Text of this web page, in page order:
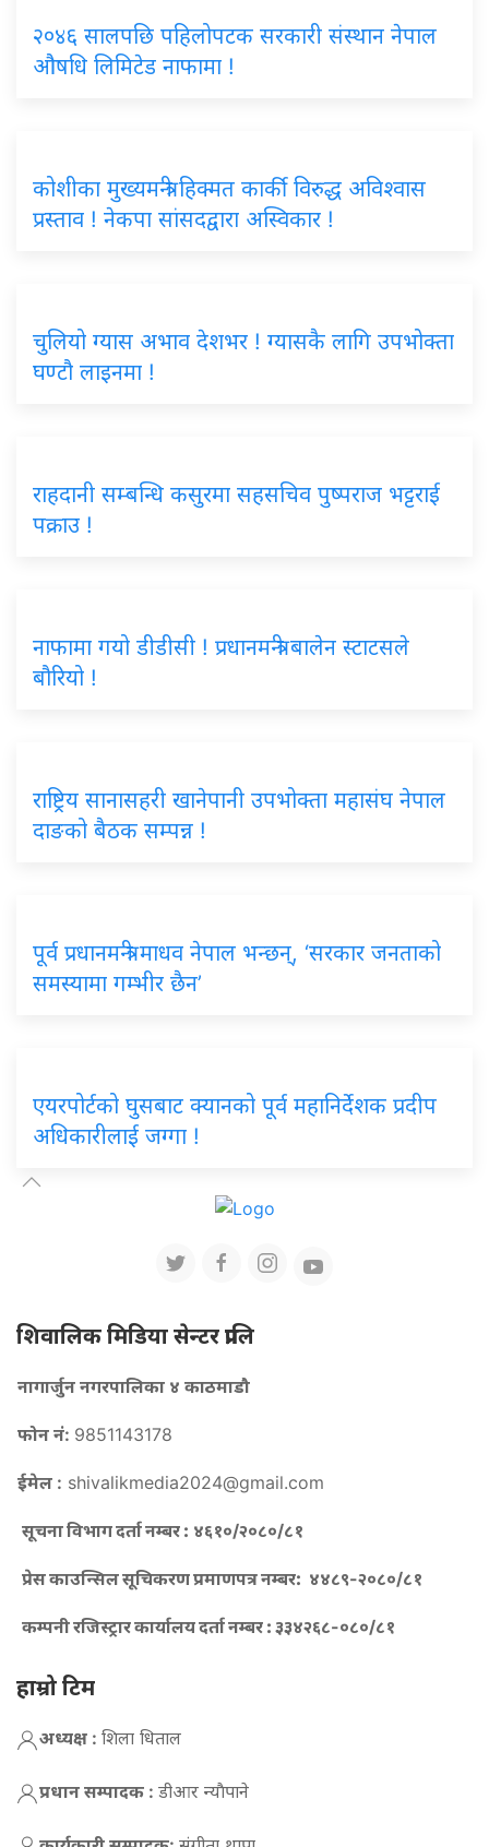
२०४६ सालपछि पहिलोपटक सरकारी संस्थान नेपाल
औषधि लिमिटेड नाफामा !
कोशीका मुख्यमन्त्री हिक्मत कार्की विरुद्ध अविश्वास
प्रस्ताव ! नेकपा सांसदद्वारा अस्विकार !
चुलियो ग्यास अभाव देशभर ! ग्यासकै लागि उपभोक्ता
घण्टौ लाइनमा !
राहदानी सम्बन्धि कसुरमा सहसचिव पुष्पराज भट्टराई
पक्राउ !
नाफामा गयो डीडीसी ! प्रधानमन्त्री बालेन स्टाटसले
बौरियो !
राष्ट्रिय सानासहरी खानेपानी उपभोक्ता महासंघ नेपाल
दाङको बैठक सम्पन्न !
पूर्व प्रधानमन्त्री माधव नेपाल भन्छन्, ‘सरकार जनताको
समस्यामा गम्भीर छैन’
एयरपोर्टको घुसबाट क्यानको पूर्व महानिर्देशक प्रदीप
अधिकारीलाई जग्गा !
शिवालिक मिडिया सेन्टर प्रालि
नागार्जुन नगरपालिका ४ काठमाडौ
फोन नं: 9851143178
ईमेल : shivalikmedia2024@gmail.com
सूचना विभाग दर्ता नम्बर : ४६१०/२०८०/८१
प्रेस काउन्सिल सूचिकरण प्रमाणपत्र नम्बर: ४४८९-२०८०/८१
कम्पनी रजिस्ट्रार कार्यालय दर्ता नम्बर : ३३४२६८-०८०/८१
हाम्रो टिम
अध्यक्ष : शिला धिताल
प्रधान सम्पादक : डीआर न्याैपाने